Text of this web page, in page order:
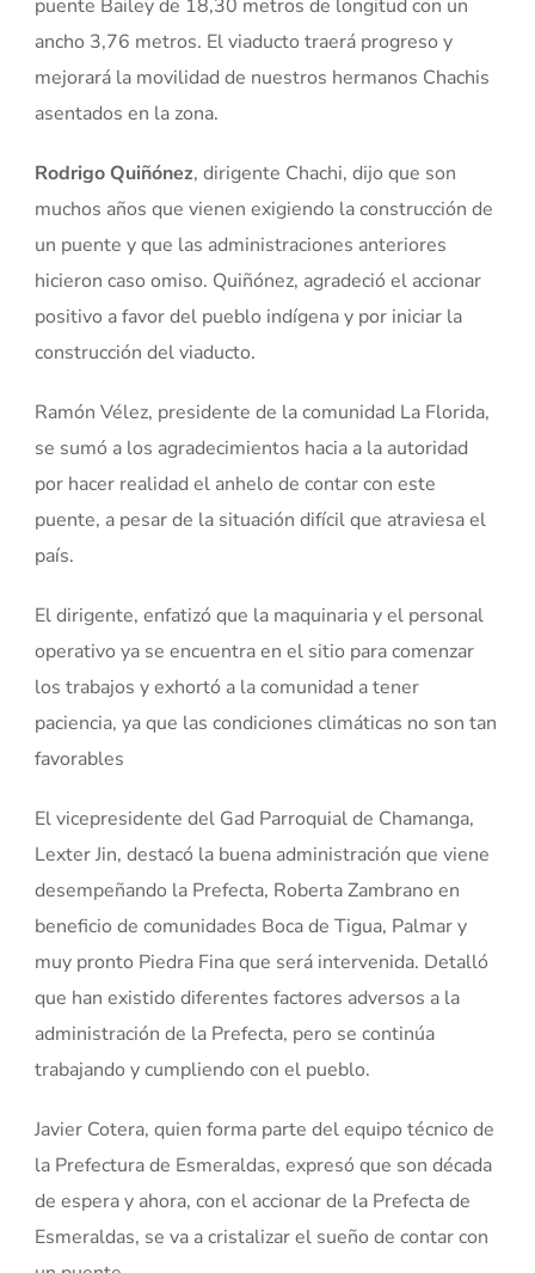
puente Bailey de 18,30 metros de longitud con un
ancho 3,76 metros. El viaducto traerá progreso y
mejorará la movilidad de nuestros hermanos Chachis
asentados en la zona.
Rodrigo Quiñónez, dirigente Chachi, dijo que son
muchos años que vienen exigiendo la construcción de
un puente y que las administraciones anteriores
hicieron caso omiso. Quiñónez, agradeció el accionar
positivo a favor del pueblo indígena y por iniciar la
construcción del viaducto.
Ramón Vélez, presidente de la comunidad La Florida,
se sumó a los agradecimientos hacia a la autoridad
por hacer realidad el anhelo de contar con este
puente, a pesar de la situación difícil que atraviesa el
país.
El dirigente, enfatizó que la maquinaria y el personal
operativo ya se encuentra en el sitio para comenzar
los trabajos y exhortó a la comunidad a tener
paciencia, ya que las condiciones climáticas no son tan
favorables
El vicepresidente del Gad Parroquial de Chamanga,
Lexter Jin, destacó la buena administración que viene
desempeñando la Prefecta, Roberta Zambrano en
beneficio de comunidades Boca de Tigua, Palmar y
muy pronto Piedra Fina que será intervenida. Detalló
que han existido diferentes factores adversos a la
administración de la Prefecta, pero se continúa
trabajando y cumpliendo con el pueblo.
Javier Cotera, quien forma parte del equipo técnico de
la Prefectura de Esmeraldas, expresó que son década
de espera y ahora, con el accionar de la Prefecta de
Esmeraldas, se va a cristalizar el sueño de contar con